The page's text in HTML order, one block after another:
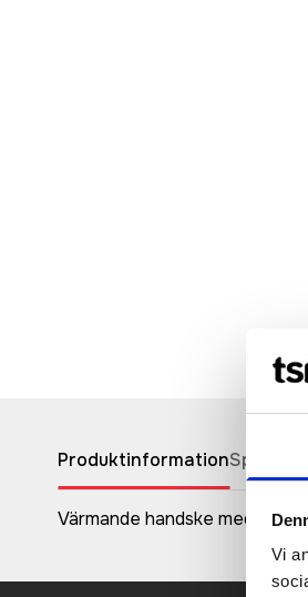
Vi
Produktinformation
Värmande handske med